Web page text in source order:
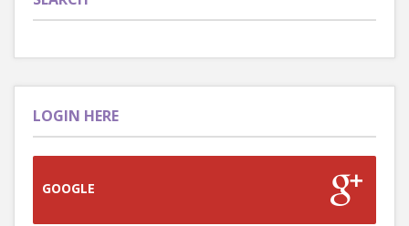
LOGIN HERE
GOOGLE